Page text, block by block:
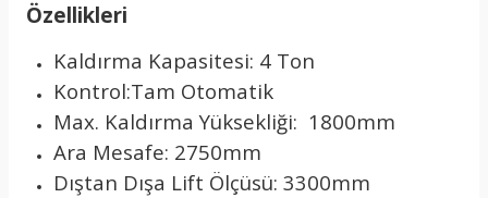
Özellikleri
Kaldırma Kapasitesi: 4 Ton
Kontrol:Tam Otomatik
Max. Kaldırma Yüksekliği: 1800mm
Ara Mesafe: 2750mm
Dıştan Dışa Lift Ölçüsü: 3300mm